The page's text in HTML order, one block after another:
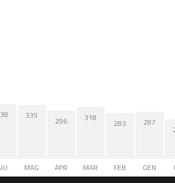
335
MAG
296
APR
318
MAR
283
FEB
287
GEN